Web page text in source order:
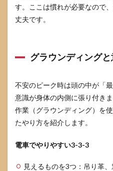
くら
良く
通し
方）
7
まと
め：
安は
の場
す。ここは慣れが必要なので
丈夫です。
グラウンディング
不安のピーク時は頭の中が「
意識が身体の内側に張り付き
作業（グラウンディング）を
たやり方を紹介します。
電車でやりやすい3-3-3
見えるものを3つ：吊り革